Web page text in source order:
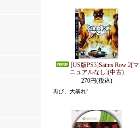
[US版PS3]Saints Row 2[マ
ニュアルなし](中古)
270円(税込)
再び、大暴れ!